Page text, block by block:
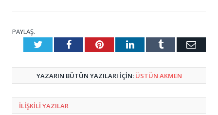
PAYLAŞ.
TwitterFacebookPinterestLinkedInTumblr E-
YAZARIN BÜTÜN YAZILARI IÇIN: ÜSTÜN AKMEN
ILIŞKILI YAZILAR